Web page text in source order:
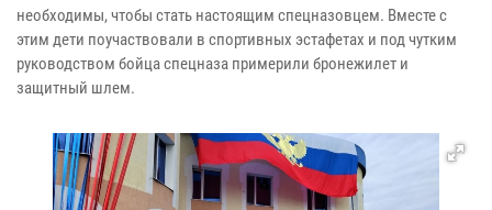
необходимы, чтобы стать настоящим спецназовцем. Вместе с
этим дети поучаствовали в спортивных эстафетах и под чутким
руководством бойца спецназа примерили бронежилет и
защитный шлем.